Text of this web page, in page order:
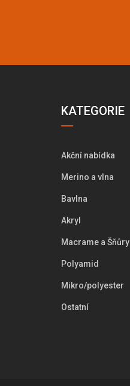
KATEGORIE
Akční nabídka
Merino a vlna
Bavlna
Akryl
Macrame a Šňůry
Polyamid
Mikro/polyester
Ostatní